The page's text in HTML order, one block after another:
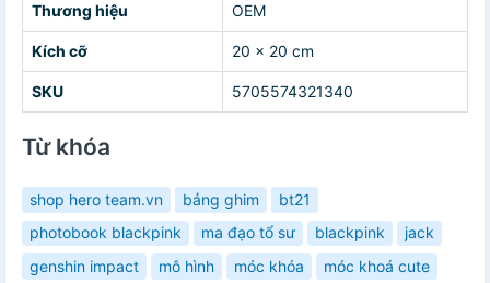
Thương hiệu OEM
Kích cỡ 20 x 20 cm
SKU 5705574321340
Từ khóa
shop hero team.vn bảng ghim
bt21
photobook blackpink
ma đạo tổ sư blackpink
jack
genshin impact
mô hình móc khóa
móc khoá cute